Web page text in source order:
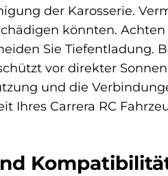
der Karosserie.
könnten.
Sie Tiefentladung.
vor direkter
und die
Ihres Carrera RC